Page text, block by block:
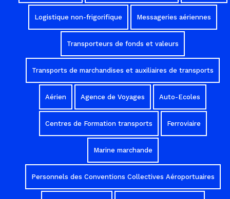
Logistique non-frigorifique Messageries aériennes
Transporteurs de fonds et valeurs
Transports de marchandises et auxiliaires de transports
Aérien Agence de Voyages Auto-Ecoles
Centres de Formation transports Ferroviaire
Marine marchande
Personnels des Conventions Collectives Aéroportuaires